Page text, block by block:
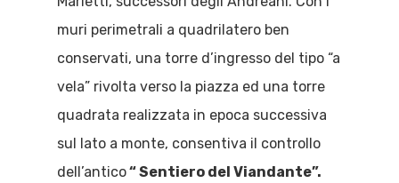
muri perimetrali a quadrilatero ben
conservati, una torre d’ingresso del tipo “a
vela” rivolta verso la piazza ed una torre
quadrata realizzata in epoca successiva
sul lato a monte, consentiva il controllo
dell’antico“ Sentiero del Viandante”.